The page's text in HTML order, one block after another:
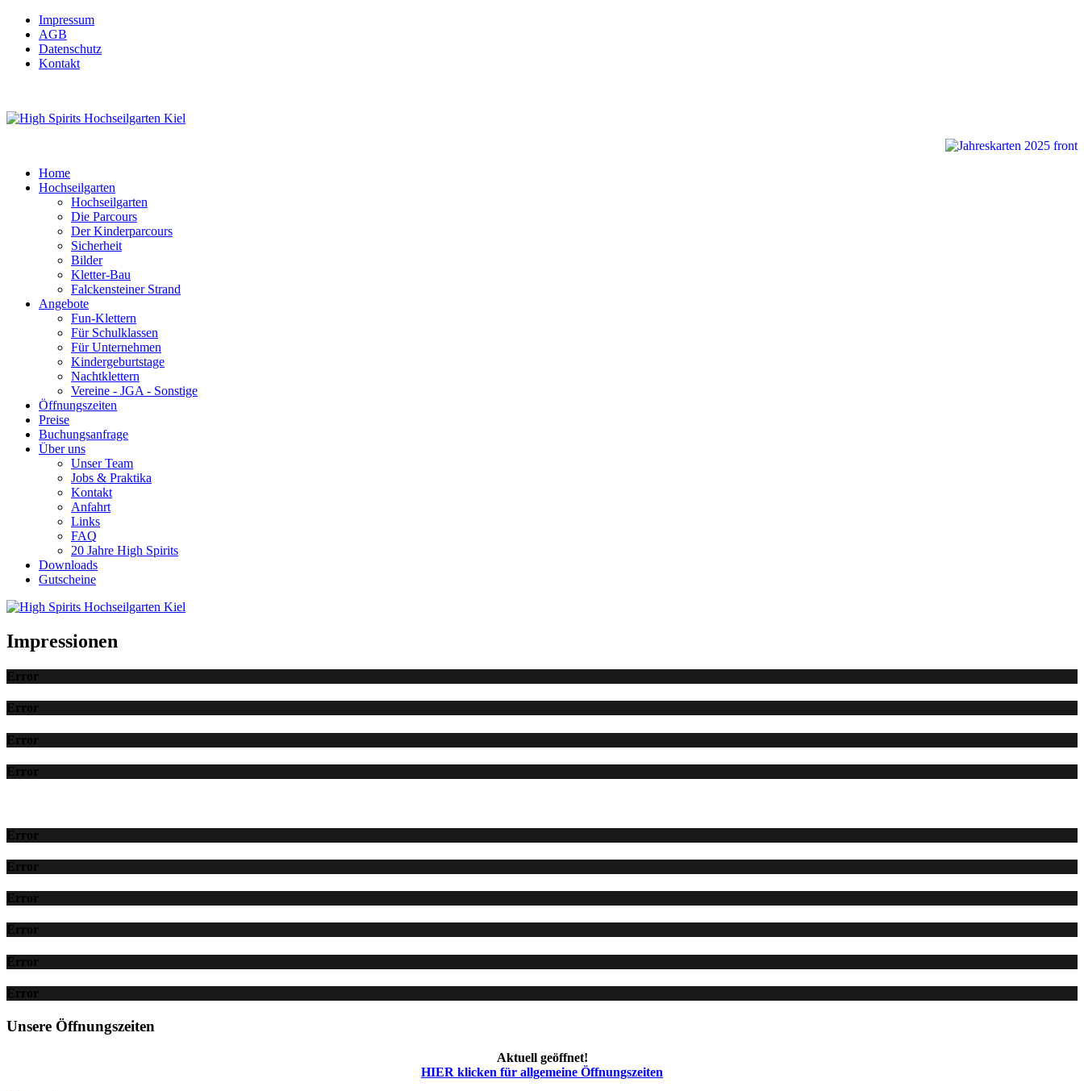
Impressum
AGB
Datenschutz
Kontakt
Home
Hochseilgarten
Hochseilgarten
Die Parcours
Der Kinderparcours
Sicherheit
Bilder
Kletter-Bau
Falckensteiner Strand
Angebote
Fun-Klettern
Für Schulklassen
Für Unternehmen
Kindergeburtstage
Nachtklettern
Vereine - JGA - Sonstige
Öffnungszeiten
Preise
Buchungsanfrage
Über uns
Unser Team
Jobs & Praktika
Kontakt
Anfahrt
Links
FAQ
20 Jahre High Spirits
Downloads
Gutscheine
Impressionen
Error
Error
Error
Error
Error
Error
Error
Error
Error
Error
Unsere Öffnungszeiten
Aktuell geöffnet!
HIER klicken für allgemeine Öffnungszeiten